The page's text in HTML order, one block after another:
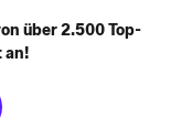
über 2.500 Top-
an!